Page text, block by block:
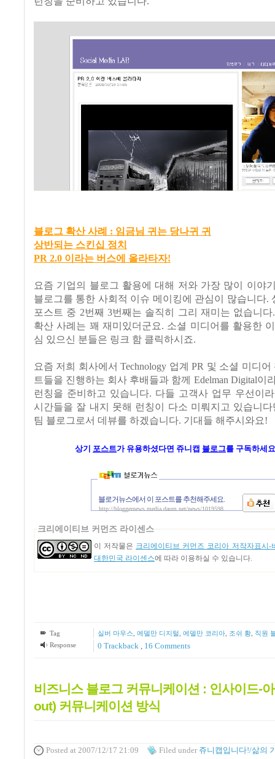
블로그 확산 사례 : 임금님 귀는 당나귀 귀
상반되는 스킨십 정치
PR 2.0 이라는 버스에 올라타자!
요즘 기업의 블로그 활용에 대해 저와 가장 많이 이야
블로그를 통한 사회적 이슈 메이킹에 관심이 많습니다.
포스트 중 2번째 3번째는 솔직히 그리 재미는 없습니
확산 사례는 꽤 재미있더군요. 소셜 미디어를 활용한
심 있으신 분들은 링크 함 클릭하시죠.
요즘 저희 회사에서 Technology 업계 PR 및 소셜 미디어
트들을 진행하는 회사 후배들과 함께 Edelman Digital이
런칭을 준비하고 있습니다. 다들 고객사 업무 우선이
시간들을 잘 내지 못해 런칭이 다소 미뤄지고 있습니
팀 블로그로서 데뷰를 하겠습니다. 기대들 해주시와요!
상기 포스트가유용하셨다면 쥬니캡 블로그를 구독하세
블로거뉴스에서 이 포스트를 추천해주세요.
http://bloggernews.media.daum.net/news/1019598
크리에이티브 커먼즈 라이센스
이 저작물은 크리에이티브 커먼즈 코리아 저작자표시-
대한민국 라이센스에 따라 이용하실 수 있습니다.
Tag 실버 마우스 에델만 디지털 에델만 코리아, 조쉬 황, 직원
Response
0 Trackback , 16 Comments
비즈니스 블로그 커뮤니케이션 : 인사이드-
out) 커뮤니케이션 방식
Posted at 2007/12/17 21:09 Filed under 쥬니캡입니다!/삶의